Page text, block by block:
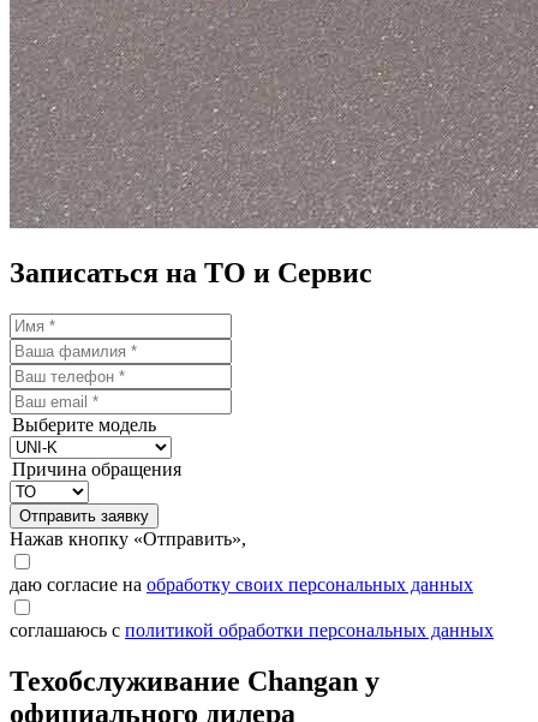
Записаться на ТО и Сервис
Выберите модель
Причина обращения
Отправить заявку
Нажав кнопку «Отправить»,
даю согласие на обработку своих персональных данных
соглашаюсь с политикой обработки персональных данных
Техобслуживание Changan у
официального дилера